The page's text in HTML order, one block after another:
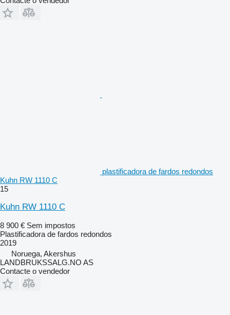
plastificadora de fardos redondos
Kuhn RW 1110 C
15
Kuhn RW 1110 C
8 900 € Sem impostos
Plastificadora de fardos redondos
2019
Noruega, Akershus
LANDBRUKSSALG.NO AS
Contacte o vendedor